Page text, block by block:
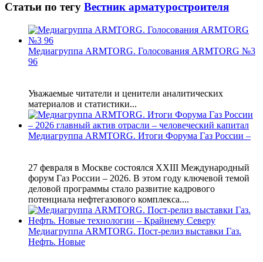
Статьи по тегу Вестник арматуростроителя
Медиагруппа ARMTORG. Голосования ARMTORG №3
96
Уважаемые читатели и ценители аналитических
материалов и статистики...
Медиагруппа ARMTORG. Итоги Форума Газ России –
27 февраля в Москве состоялся XXIII Международный
форум Газ России – 2026. В этом году ключевой темой
деловой программы стало развитие кадрового
потенциала нефтегазового комплекса....
Медиагруппа ARMTORG. Пост-релиз выставки Газ.
Нефть. Новые